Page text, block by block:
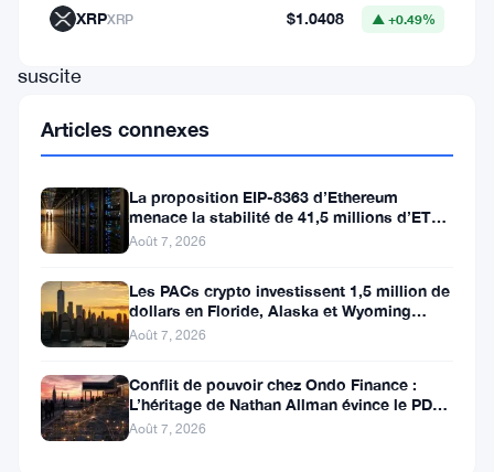
suscite
intense
parmi
les
investisseurs
les
analystes,
soulignant
XRPXRP $1.0408 ▲ +0.49%
Articles connexes
La proposition EIP-8363 d’Ethereum
menace la stabilité de 41,5 millions d’ETH
stakés et de la DeFi
Août 7, 2026
Les PACs crypto investissent 1,5 million de
dollars en Floride, Alaska et Wyoming
après un revers au Michigan
Août 7, 2026
Conflit de pouvoir chez Ondo Finance :
L’héritage de Nathan Allman évince le PDG
Ian De Bode le 24 juillet
Août 7, 2026